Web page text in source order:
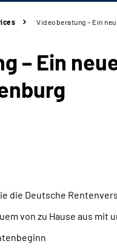
Videoberatung – Ein
– Ein
die Deutsche
von zu Hause aus